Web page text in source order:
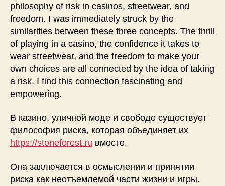
philosophy of risk in casinos, streetwear, and
freedom. I was immediately struck by the
similarities between these three concepts. The thrill
of playing in a casino, the confidence it takes to
wear streetwear, and the freedom to make your
own choices are all connected by the idea of taking
a risk. I find this connection fascinating and
empowering.
В казино, уличной моде и свободе существует
философия риска, которая объединяет их
https://stoneforest.ru вместе.
Она заключается в осмыслении и принятии
риска как неотъемлемой части жизни и игры.